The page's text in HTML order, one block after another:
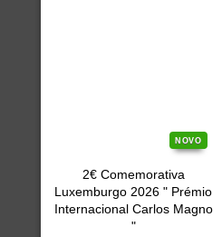
NOVO
2€ Comemorativa
Luxemburgo 2026 " Prémio
Internacional Carlos Magno
"